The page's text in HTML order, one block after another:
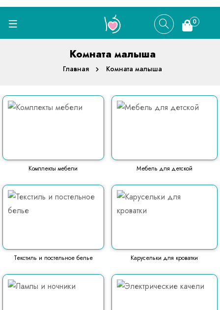
0
Комната малыша
Главная Комната малыша
Комплекты мебели Мебель для детской
Текстиль и постельное белье Карусельки для кроватки